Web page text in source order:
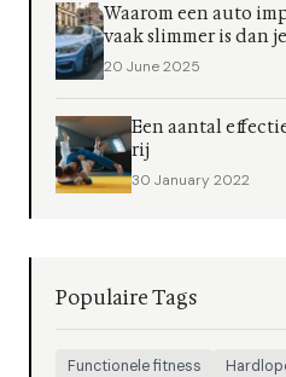
Waarom een auto
vaak slimmer is dan
20 June 2025
Een aantal
rij
30 January 2022
Populaire Tags
Functionele fitness